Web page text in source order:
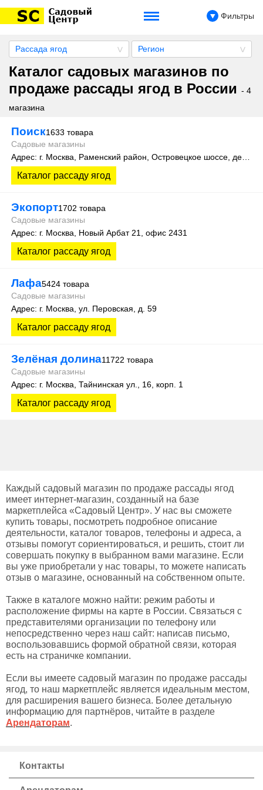
Фильтры
Рассада ягод Регион
Каталог садовых магазинов по
продаже рассады ягод в России - 4
магазина
Поиск1633 товара
Садовые магазины
Каталог рассаду ягод
Экопорт1702 товара
Садовые магазины
Адрес: г. Москва, Новый Арбат 21, офис 2431
Каталог рассаду ягод
Лафа5424 товара
Садовые магазины
Адрес: г. Москва, ул. Перовская, д. 59
Каталог рассаду ягод
Зелёная долина11722 товара
Садовые магазины
Адрес: г. Москва, Тайнинская ул., 16, корп. 1
Каталог рассаду ягод
Каждый садовый магазин по продаже рассады ягод
имеет интернет-магазин, созданный на базе
маркетплейса «Садовый Центр». У нас вы сможете
купить товары, посмотреть подробное описание
деятельности, каталог товаров, телефоны и адреса, а
отзывы помогут сориентироваться, и решить, стоит ли
совершать покупку в выбранном вами магазине. Если
вы уже приобретали у нас товары, то можете написать
отзыв о магазине, основанный на собственном опыте.
Также в каталоге можно найти: режим работы и
расположение фирмы на карте в России. Связаться с
представителями организации по телефону или
непосредственно через наш сайт: написав письмо,
воспользовавшись формой обратной связи, которая
есть на страничке компании.
Если вы имеете садовый магазин по продаже рассады
ягод, то наш маркетплейс является идеальным местом,
для расширения вашего бизнеса. Более детальную
информацию для партнёров, читайте в разделе
Арендаторам.
Контакты